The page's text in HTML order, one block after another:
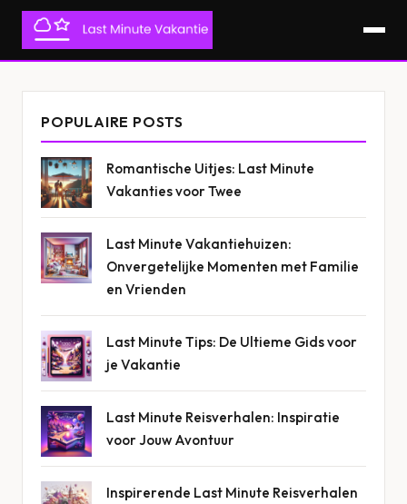
POPULAIRE POSTS
Romantische Uitjes: Last Minute
Vakanties voor Twee
Last Minute Vakantiehuizen:
Onvergetelijke Momenten met Familie
en Vrienden
Last Minute Tips: De Ultieme Gids voor
je Vakantie
Last Minute Reisverhalen: Inspiratie
voor Jouw Avontuur
Inspirerende Last Minute Reisverhalen